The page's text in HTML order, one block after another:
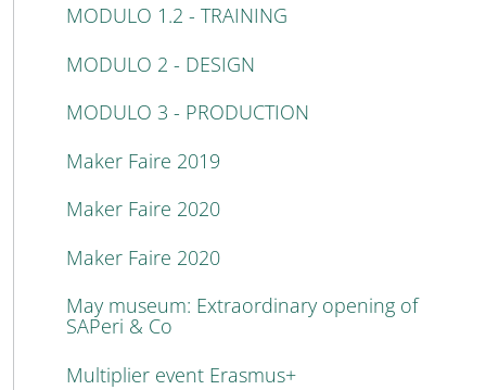
MODULO 1.2 - TRAINING
MODULO 2 - DESIGN
MODULO 3 - PRODUCTION
Maker Faire 2019
Maker Faire 2020
Maker Faire 2020
May museum: Extraordinary opening of
SAPeri & Co
Multiplier event Erasmus+